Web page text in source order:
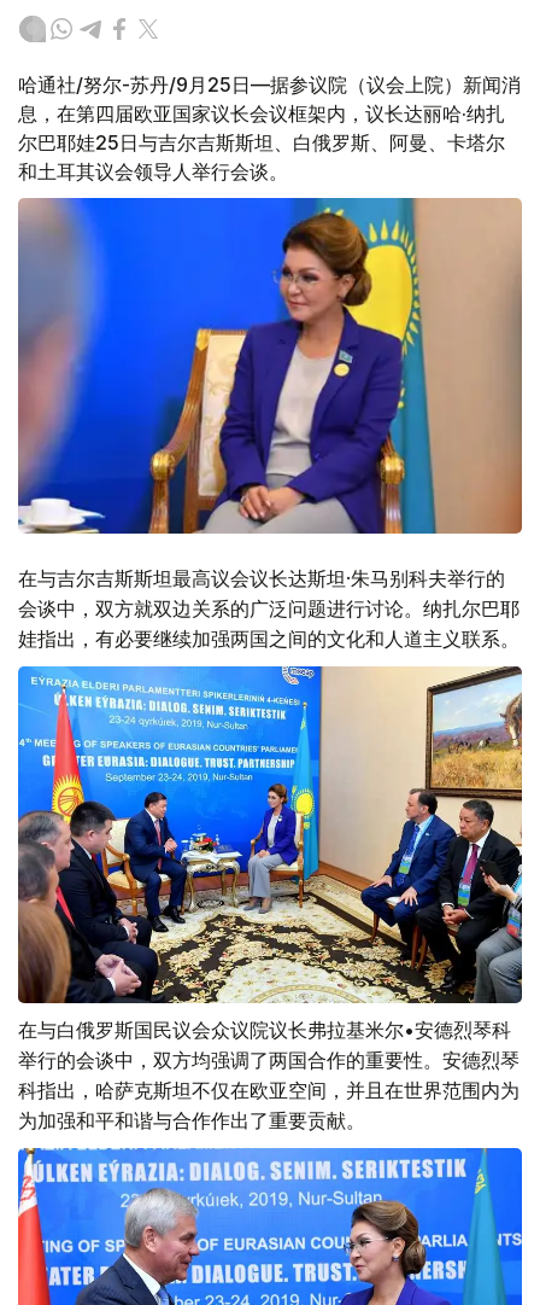
哈通社/努尔-苏丹/9月25日—据参议院（议会上院）新闻消
息，在第四届欧亚国家议长会议框架内，议长达丽哈·纳扎
尔巴耶娃25日与吉尔吉斯斯坦、白俄罗斯、阿曼、卡塔尔
和土耳其议会领导人举行会谈。
在与吉尔吉斯斯坦最高议会议长达斯坦·朱马别科夫举行的
会谈中，双方就双边关系的广泛问题进行讨论。纳扎尔巴耶
娃指出，有必要继续加强两国之间的文化和人道主义联系。
在与白俄罗斯国民议会众议院议长弗拉基米尔•安德烈琴科
举行的会谈中，双方均强调了两国合作的重要性。安德烈琴
科指出，哈萨克斯坦不仅在欧亚空间，并且在世界范围内为
为加强和平和谐与合作作出了重要贡献。